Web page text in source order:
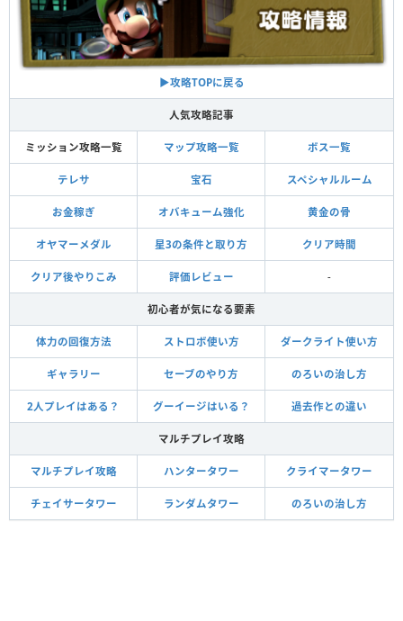
▶︎攻略TOPに戻る
人気攻略記事
ミッション攻略一覧 マップ攻略一覧 ボス一覧
テレサ 宝石 スペシャルルーム
お金稼ぎ オバキューム強化 黄金の骨
オヤマーメダル 星3の条件と取り方 クリア時間
クリア後やりこみ 評価レビュー -
初心者が気になる要素
体力の回復方法 ストロボ使い方 ダークライト使い方
ギャラリー セーブのやり方 のろいの治し方
2人プレイはある？ グーイージはいる？ 過去作との違い
マルチプレイ攻略
マルチプレイ攻略 ハンタータワー クライマータワー
チェイサータワー ランダムタワー のろいの治し方